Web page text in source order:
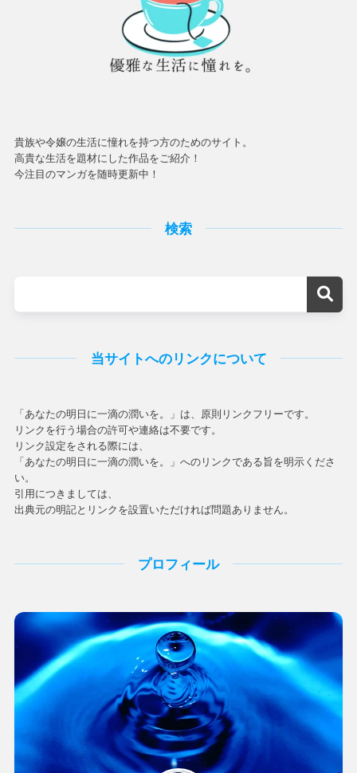
貴族や令嬢の生活に憧れを持つ方のためのサイト。
高貴な生活を題材にした作品をご紹介！
今注目のマンガを随時更新中！
検索
当サイトへのリンクについて
「あなたの明日に一滴の潤いを。」は、原則リンクフリーです。
リンクを行う場合の許可や連絡は不要です。
リンク設定をされる際には、
「あなたの明日に一滴の潤いを。」へのリンクである旨を明示くださ
い。
引用につきましては、
出典元の明記とリンクを設置いただければ問題ありません。
プロフィール